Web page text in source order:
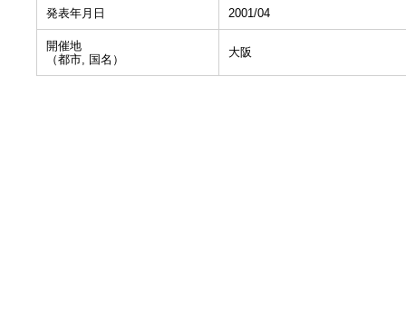
発表年月日 2001/04
開催地
（都市, 国名）
大阪